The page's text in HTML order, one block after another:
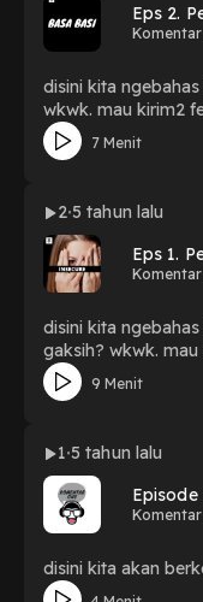
Eps 2.
disini kita
wkwk. mau kirim2
7 Menit
2 5 tahun lalu
Eps 1.
disini kita
gaksih? wkwk.
9 Menit
1 5 tahun lalu
Episode
disini kita akan